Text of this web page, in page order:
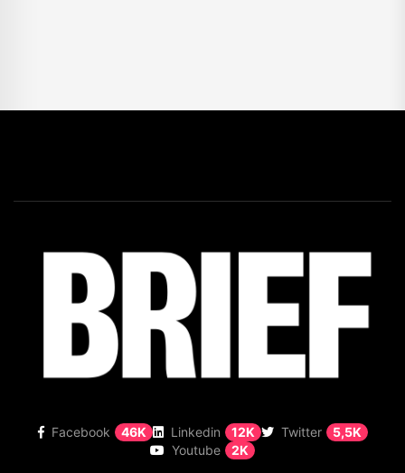
Facebook 46K Linkedin 12K Twitter
5,5K
Youtube
2K